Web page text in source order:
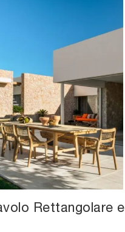
Rettangolare e